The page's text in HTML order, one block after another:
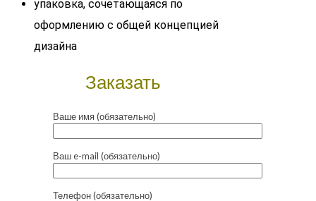
упаковка, сочетающаяся по
оформлению с общей концепцией
дизайна
Заказать
Ваше имя (обязательно)
Ваш e-mail (обязательно)
Телефон (обязательно)